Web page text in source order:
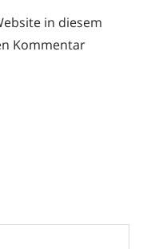
in diesem
Kommentar